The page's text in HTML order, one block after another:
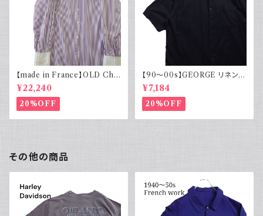
【made in France】OLD Cha
rvet ストライプ 切り替え 紫
¥22,240
20%OFF
【90～00s】GEORGE リネンレ
ーヨンシャツ 黒 ボックスシルエ
ット XL
¥7,184
20%OFF
その他の商品